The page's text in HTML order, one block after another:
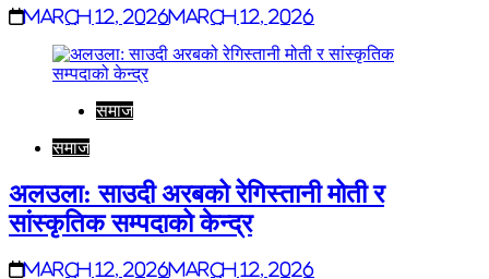
March 12, 2026March 12, 2026
समाज
समाज
अलउला: साउदी अरबको रेगिस्तानी मोती र
सांस्कृतिक सम्पदाको केन्द्र
March 12, 2026March 12, 2026